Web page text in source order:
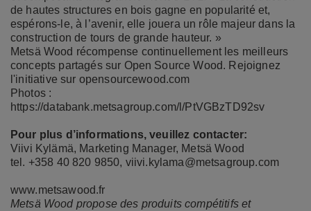
de hautes structures en bois gagne en popularité et,
espérons-le, à l’avenir, elle jouera un rôle majeur dans la
construction de tours de grande hauteur. »
Metsä Wood récompense continuellement les meilleurs
concepts partagés sur Open Source Wood. Rejoignez
l'initiative sur opensourcewood.com
Photos :
https://databank.metsagroup.com/l/PtVGBzTD92sv
Pour plus d’informations, veuillez contacter:
Viivi Kylämä, Marketing Manager, Metsä Wood
tel. +358 40 820 9850, viivi.kylama@metsagroup.com
www.metsawood.fr
Metsä Wood propose des produits compétitifs et